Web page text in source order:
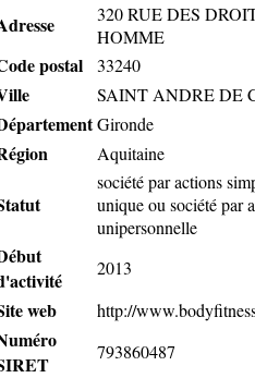
320 RUE DES
HOMME
postal 33240
SAINT ANDRE DE
Gironde
Aquitaine
société par actions
unique ou société par
unipersonnelle
2013
web http://
793860487